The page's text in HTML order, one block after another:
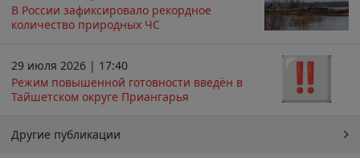
В России зафиксировало рекордное
количество природных ЧС
29 июля 2026 | 17:40
Режим повышенной готовности введён в
Тайшетском округе Приангарья
Другие публикации